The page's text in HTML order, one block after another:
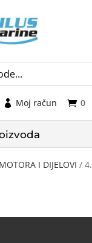
0
Moj račun
I DIJELOVI /